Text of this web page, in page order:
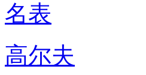
名表
高尔夫